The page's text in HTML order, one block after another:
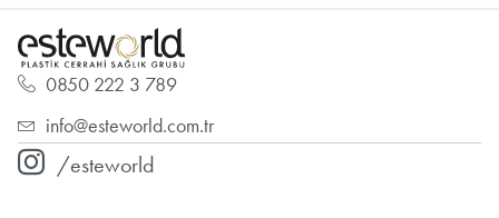
0850 222 3 789
info@esteworld.com.tr
/esteworld